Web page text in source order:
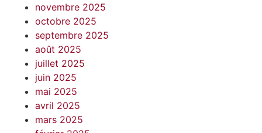
novembre 2025
octobre 2025
septembre 2025
août 2025
juillet 2025
juin 2025
mai 2025
avril 2025
mars 2025